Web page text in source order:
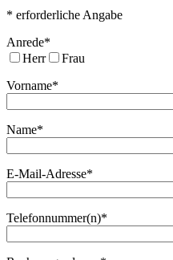
* erfor­der­li­che Angabe
Anre­de*
Herr
Frau
Vor­na­me*
Name*
E‑Mail-Adres­se*
Telefonnummer(n)*